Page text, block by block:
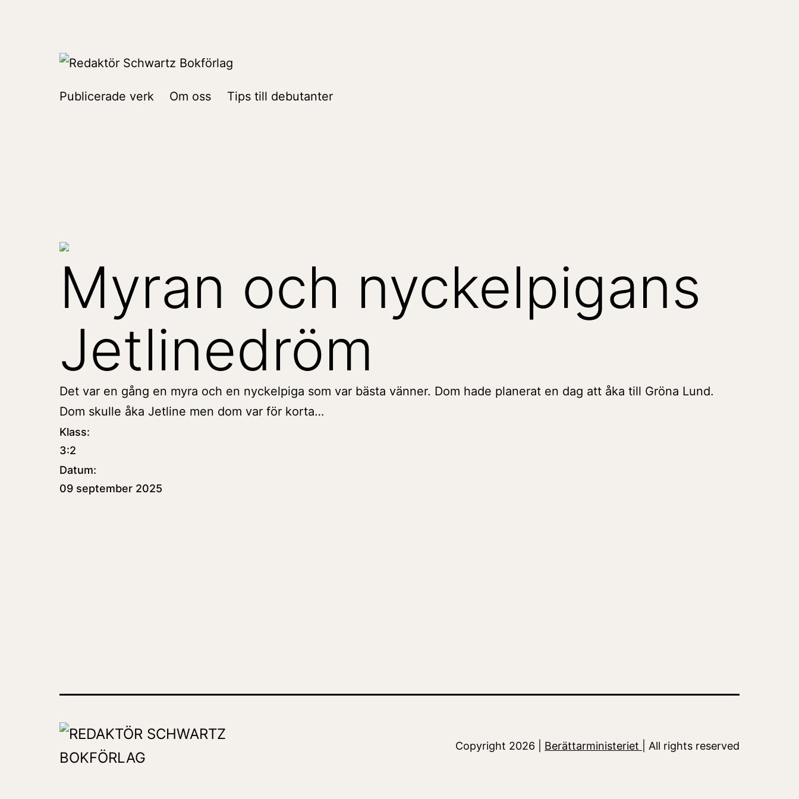
Redaktör
Publicerade verk Om oss Tips till debutanter
Myran och nyckelpigans
Jetlinedröm
Det var en gång en myra och en nyckelpiga som var bästa vänner. Dom hade planerat en dag att åka till Gröna Lund.
Dom skulle åka Jetline men dom var för korta…
Klass:
3:2
Datum:
09 september 2025
Copyright 2026 | Berättarministeriet | All rights reserved